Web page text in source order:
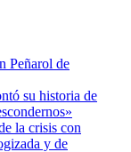
Peñarol de
su historia de
la crisis con
y de